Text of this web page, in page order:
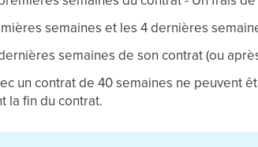
semaines et les 4 dernières
semaines de son contrat (ou
un contrat de 40 semaines ne peuvent
la fin du contrat.